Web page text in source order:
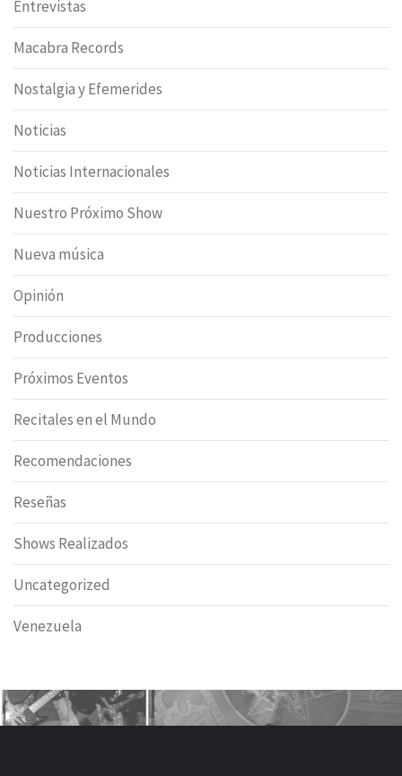
Entrevistas
Macabra Records
Nostalgia y Efemerides
Noticias
Noticias Internacionales
Nuestro Próximo Show
Nueva música
Opinión
Producciones
Próximos Eventos
Recitales en el Mundo
Recomendaciones
Reseñas
Shows Realizados
Uncategorized
Venezuela